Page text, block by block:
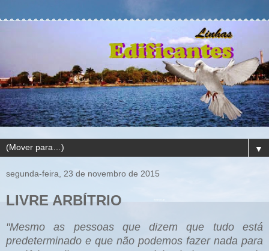
▼
segunda-feira, 23 de novembro de 2015
LIVRE ARBÍTRIO
"Mesmo as pessoas que dizem que tudo está
predeterminado e que não podemos fazer nada para